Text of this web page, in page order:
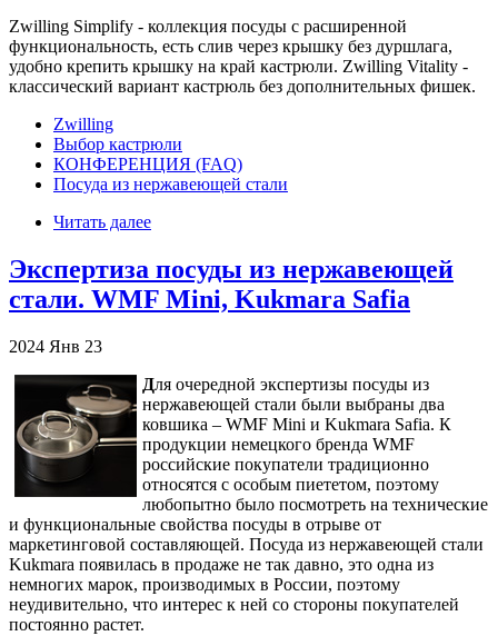
Zwilling Simplify - коллекция посуды с расширенной
функциональность, есть слив через крышку без дуршлага,
удобно крепить крышку на край кастрюли. Zwilling Vitality -
классический вариант кастрюль без дополнительных фишек.
Zwilling
Выбор кастрюли
КОНФЕРЕНЦИЯ (FAQ)
Посуда из нержавеющей стали
Читать далее
Экспертиза посуды из нержавеющей
стали. WMF Mini, Kukmara Safia
2024 Янв 23
Для очередной экспертизы посуды из
нержавеющей стали были выбраны два
ковшика – WMF Mini и Kukmara Safia. К
продукции немецкого бренда WMF
российские покупатели традиционно
относятся с особым пиететом, поэтому
любопытно было посмотреть на технические
и функциональные свойства посуды в отрыве от
маркетинговой составляющей. Посуда из нержавеющей стали
Kukmara появилась в продаже не так давно, это одна из
немногих марок, производимых в России, поэтому
неудивительно, что интерес к ней со стороны покупателей
постоянно растет.